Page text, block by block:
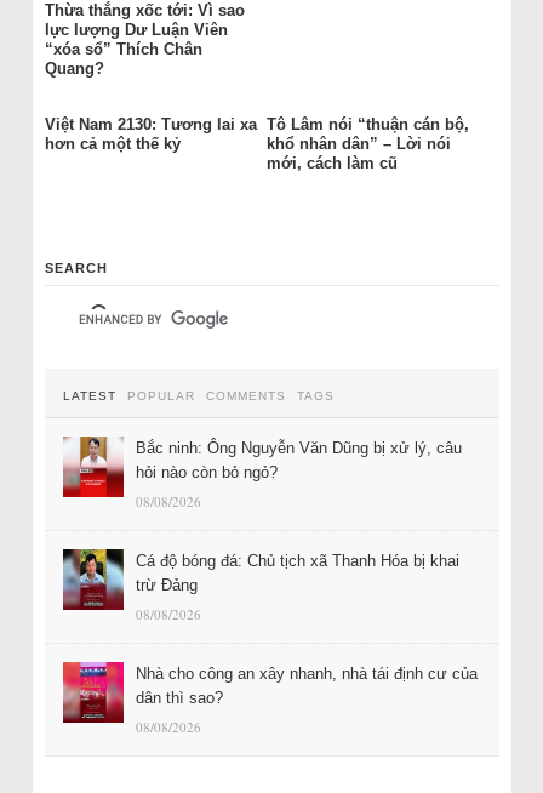
Thừa thắng xốc tới: Vì sao
lực lượng Dư Luận Viên
“xóa sổ” Thích Chân
Quang?
Việt Nam 2130: Tương lai xa
hơn cả một thế kỷ
Tô Lâm nói “thuận cán bộ,
khổ nhân dân” – Lời nói
mới, cách làm cũ
SEARCH
LATEST POPULAR COMMENTS TAGS
Bắc ninh: Ông Nguyễn Văn Dũng bị xử lý, câu
hỏi nào còn bỏ ngỏ?
08/08/2026
Cá độ bóng đá: Chủ tịch xã Thanh Hóa bị khai
trừ Đảng
08/08/2026
Nhà cho công an xây nhanh, nhà tái định cư của
dân thì sao?
08/08/2026